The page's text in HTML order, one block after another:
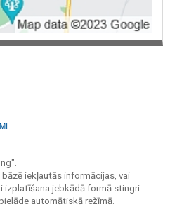
iekļautās informācijas, vai
izplatīšana jebkādā formā stingri
automātiskā režīmā.